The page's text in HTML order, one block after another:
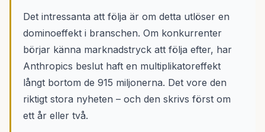
Det intressanta att följa är om detta utlöser en
dominoeffekt i branschen. Om konkurrenter
börjar känna marknadstryck att följa efter, har
Anthropics beslut haft en multiplikatoreffekt
långt bortom de 915 miljonerna. Det vore den
riktigt stora nyheten – och den skrivs först om
ett år eller två.